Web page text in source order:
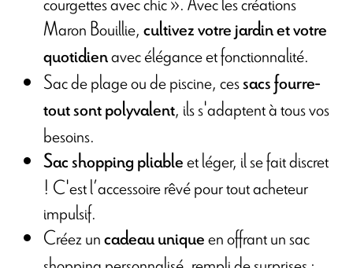
Maron Bouillie,cultivez votre jardin et votre
quotidienavec élégance et fonctionnalité.
Sac de plage ou de piscine, cessacs fourre-
tout sont polyvalent, ils s'adaptent à tous vos
besoins.
Sac shopping pliableet léger, il se fait discret
! C'est l’accessoire rêvé pour tout acheteur
impulsif.
Créez uncadeau uniqueen offrant un sac